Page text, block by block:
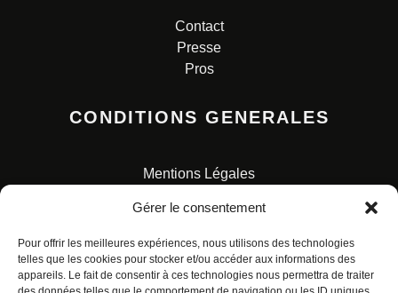
Gérer le consentement
Pour offrir les meilleures expériences, nous utilisons des technologies
telles que les cookies pour stocker et/ou accéder aux informations des
appareils. Le fait de consentir à ces technologies nous permettra de traiter
Contact
Presse
Pros
CONDITIONS GENERALES
Mentions Légales
Charte pour la protection des données personnelles